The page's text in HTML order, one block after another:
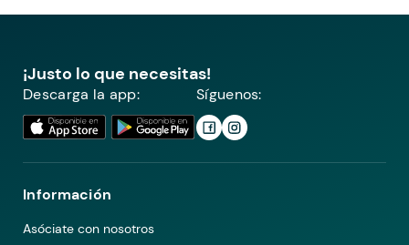
¡Justo lo que necesitas!
Descarga la app: Síguenos:
Información
Asóciate con nosotros